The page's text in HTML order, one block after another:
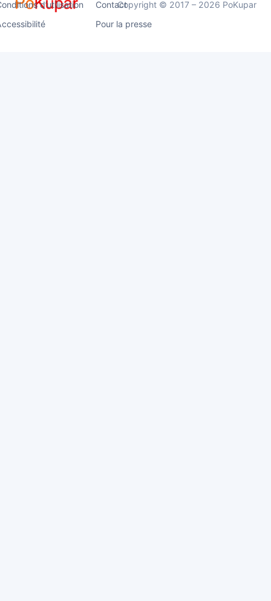
d’utilisation
Contact
Pour la presse
Copyright © 2017 – 2026 PoKupar